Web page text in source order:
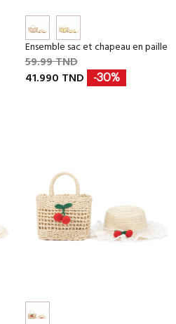
Ensemble sac et chapeau en paille
59.99 TND
41.990 TND
-30%